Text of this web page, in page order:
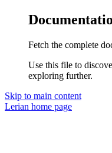
Fetch the complete
Use this file to
exploring further.
Skip to main content
Lerian home page